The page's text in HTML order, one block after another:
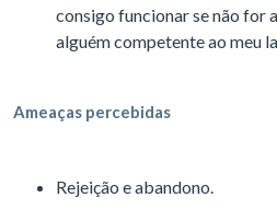
consigo funcionar se não for
alguém competente ao meu
Ameaças percebidas
Rejeição e abandono.